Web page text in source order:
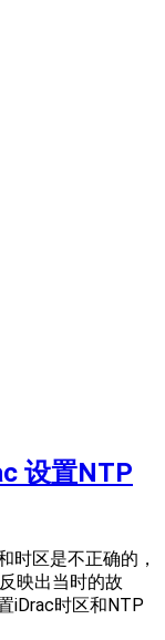
设置NTP
时区是不正确的，
映出当时的故
iDrac时区和NTP